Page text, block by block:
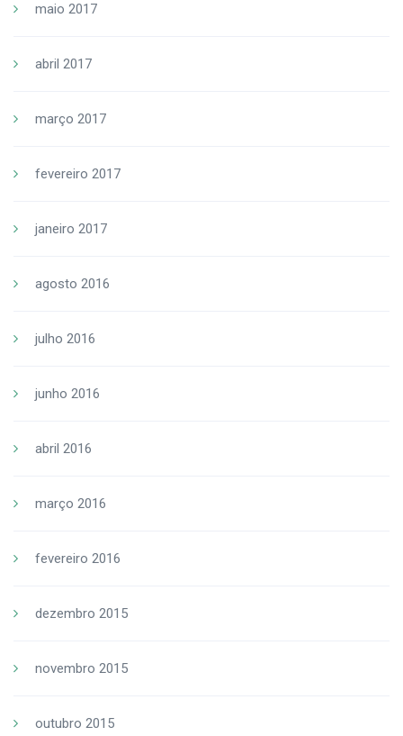
maio 2017
abril 2017
março 2017
fevereiro 2017
janeiro 2017
agosto 2016
julho 2016
junho 2016
abril 2016
março 2016
fevereiro 2016
dezembro 2015
novembro 2015
outubro 2015